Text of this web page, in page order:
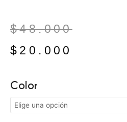
$48.000
El
precio
era:
$48.000.
$ 20.000
El
precio
es:
$20.000.
Color
Polvo
Suelto